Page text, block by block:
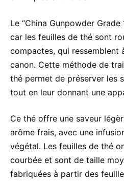
Le “China Gunpowder Grade
car les feuilles de thé sont
compactes, qui ressemblent
canon. Cette méthode de
thé permet de préserver les
tout en leur donnant une
Ce thé offre une saveur
arôme frais, avec une
végétal. Les feuilles de thé
courbée et sont de taille
fabriquées à partir des